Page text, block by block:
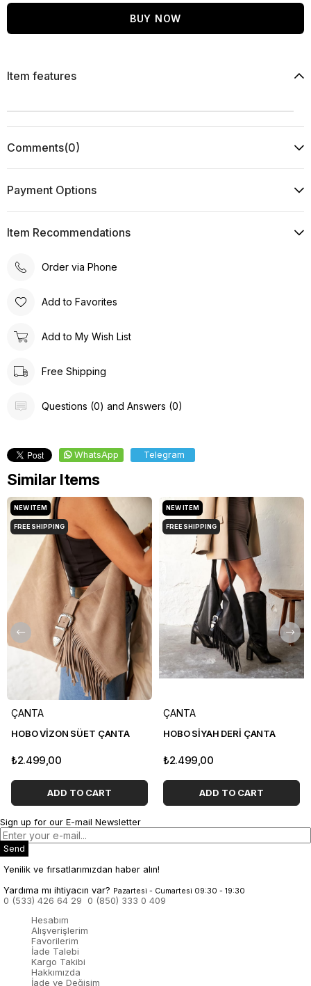
Item features
Comments(0)
Payment Options
Item Recommendations
Order via Phone
Add to Favorites
Add to My Wish List
Free Shipping
Questions (0) and Answers (0)
WhatsApp Telegram
Similar Items
ÇANTA
HOBO VİZON SÜET ÇANTA
₺2.499,00
ADD TO CART
NEW ITEM
FREE SHIPPING
ÇANTA
HOBO SİYAH DERİ ÇANTA
₺2.499,00
ADD TO CART
NEW ITEM
FREE SHIPPING
Sign up for our E-mail Newsletter
Send
Yenilik ve fırsatlarımızdan haber alın!
Yardıma mı ihtiyacın var? Pazartesi - Cumartesi 09:30 - 19:30
0 (533) 426 64 29
0 (850) 333 0 409
Hesabım
Alışverişlerim
Favorilerim
İade Talebi
Kargo Takibi
Hakkımızda
İade ve Değişim